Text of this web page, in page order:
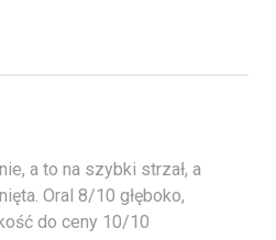
a to na szybki strzał, a
Oral 8/10 głęboko,
do ceny 10/10